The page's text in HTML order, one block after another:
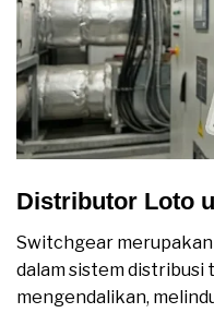
Distributor Loto
Switchgear
dalam sistem
mengendalikan,